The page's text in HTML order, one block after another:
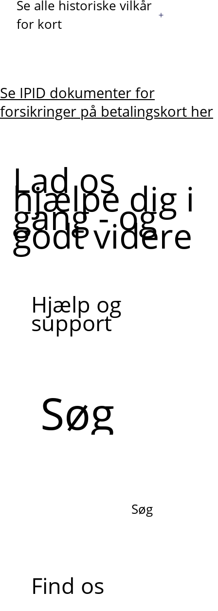
Se alle historiske vilkår
for kort
Se IPID dokumenter for
forsikringer på betalingskort her
Lad os
hjælpe dig i
gang - og
godt videre
Hjælp og
support
Søg
Find os